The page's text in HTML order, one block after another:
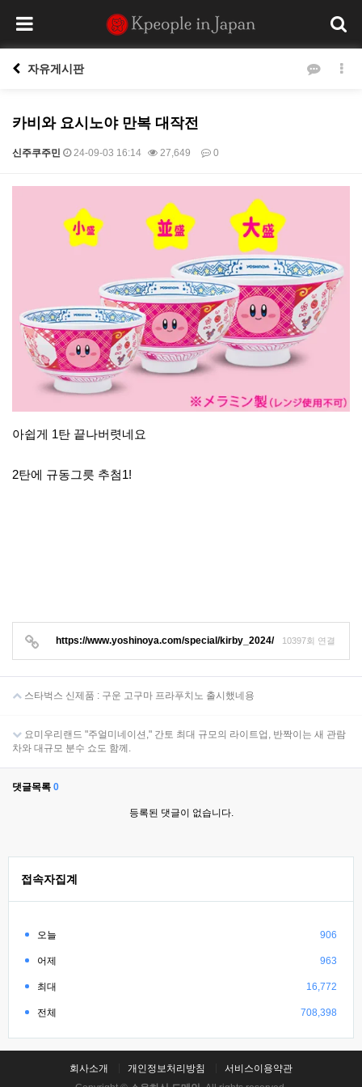
자유게시판
카비와 요시노야 만복 대작전
신주쿠주민 24-09-03 16:14 27,649 0
아쉽게 1탄 끝나버렷네요
2탄에 규동그릇 추첨1!
https://www.yoshinoya.com/special/kirby_2024/ 10397회 연결
스타벅스 신제품 : 구운 고구마 프라푸치노 출시했네용
요미우리랜드 "주얼미네이션," 간토 최대 규모의 라이트업, 반짝이는 새 관람
차와 대규모 분수 쇼도 함께.
댓글목록 0
등록된 댓글이 없습니다.
접속자집계
오늘 906
어제 963
최대 16,772
전체 708,398
회사소개 개인정보처리방침
서비스이용약관